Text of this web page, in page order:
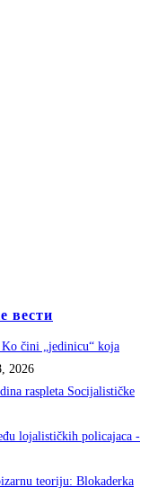
вести
Ko čini „jedinicu“ koja
2026
raspleta Socijalističke
lojalističkih policajaca -
teoriju: Blokaderka